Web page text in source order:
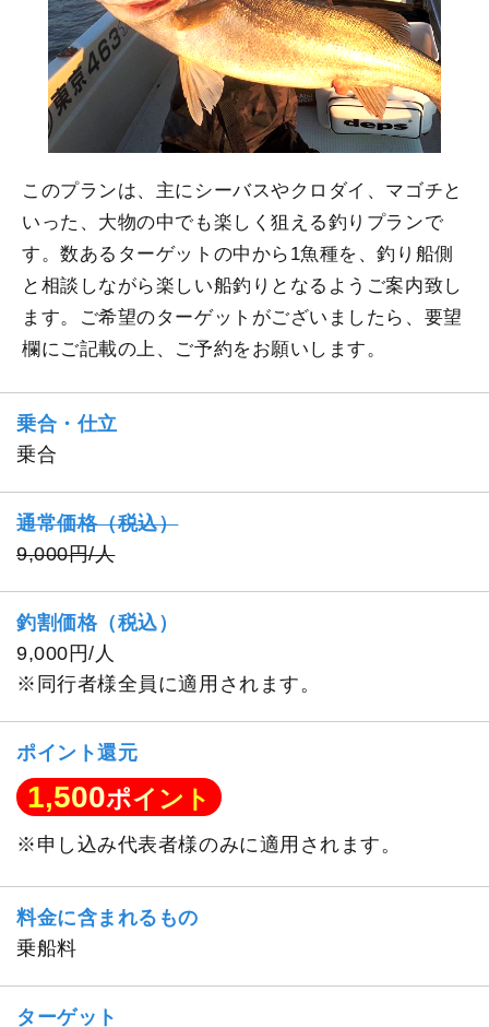
このプランは、主にシーバスやクロダイ、マゴチと
いった、大物の中でも楽しく狙える釣りプランで
す。数あるターゲットの中から1魚種を、釣り船側
と相談しながら楽しい船釣りとなるようご案内致し
ます。ご希望のターゲットがございましたら、要望
欄にご記載の上、ご予約をお願いします。
乗合・仕立
乗合
通常価格（税込）
9,000円/人
釣割価格（税込）
9,000円/人
※同行者様全員に適用されます。
ポイント還元
1,500ポイント
※申し込み代表者様のみに適用されます。
料金に含まれるもの
乗船料
ターゲット